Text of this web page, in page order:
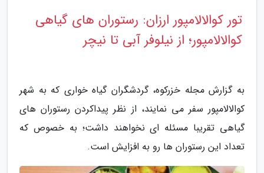
تور کوالالامپور ارزان: رستوران های گیاهی
کوالالامپور؛ از نیلوفر آبی تا نیچر
به گزارش مجله خزرکوه، گردشگران گیاه خواری که به شهر
کوالالامپور سفر می نمایند، از نظر پیداکردن رستوران های
گیاهی تقریبا مسئله ای نخواهند داشت؛ به خصوص که
تعداد این رستوران ها رو به افزایش است.